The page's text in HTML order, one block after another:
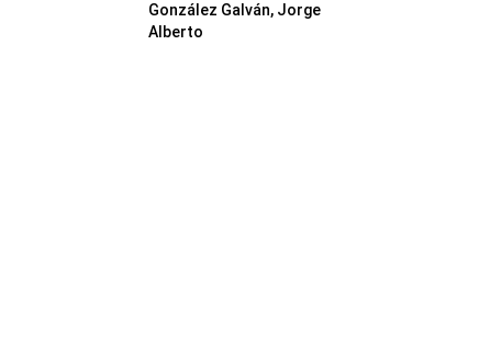
González Galván, Jorge
Alberto